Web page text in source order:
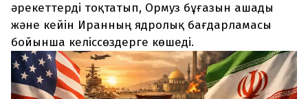
Редакциямен байланыс
+7 708 604 51 06
Жарнама бөлімі
+7 701 220 64 52
Пошта
zhasalash100@gmail.com
әрекеттерді тоқтатып, Ормуз бұғазын ашады
және кейін Иранның ядролық бағдарламасы
бойынша келіссөздерге көшеді.